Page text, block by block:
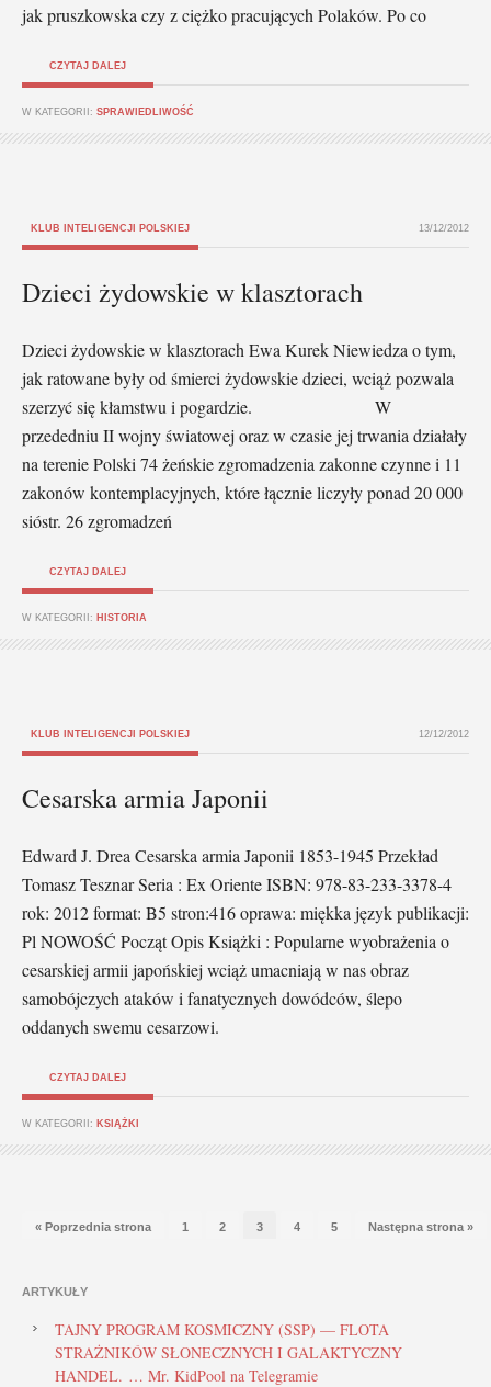
jak pruszkowska czy z ciężko pracujących Polaków. Po co
CZYTAJ DALEJ
W KATEGORII: SPRAWIEDLIWOŚĆ
KLUB INTELIGENCJI POLSKIEJ 13/12/2012
Dzieci żydowskie w klasztorach
Dzieci żydowskie w klasztorach Ewa Kurek Niewiedza o tym,
jak ratowane były od śmierci żydowskie dzieci, wciąż pozwala
szerzyć się kłamstwu i pogardzie. W
przededniu II wojny światowej oraz w czasie jej trwania działały
na terenie Polski 74 żeńskie zgromadzenia zakonne czynne i 11
zakonów kontemplacyjnych, które łącznie liczyły ponad 20 000
sióstr. 26 zgromadzeń
CZYTAJ DALEJ
W KATEGORII: HISTORIA
KLUB INTELIGENCJI POLSKIEJ 12/12/2012
Cesarska armia Japonii
Edward J. Drea Cesarska armia Japonii 1853-1945 Przekład
Tomasz Tesznar Seria : Ex Oriente ISBN: 978-83-233-3378-4
rok: 2012 format: B5 stron:416 oprawa: miękka język publikacji:
Pl NOWOŚĆ Począt Opis Książki : Popularne wyobrażenia o
cesarskiej armii japońskiej wciąż umacniają w nas obraz
samobójczych ataków i fanatycznych dowódców, ślepo
oddanych swemu cesarzowi.
CZYTAJ DALEJ
W KATEGORII: KSIĄŻKI
« Poprzednia strona 1 2 3 4 5 Następna strona »
ARTYKUŁY
TAJNY PROGRAM KOSMICZNY (SSP) — FLOTA
STRAŻNIKÓW SŁONECZNYCH I GALAKTYCZNY
HANDEL. … Mr. KidPool na Telegramie